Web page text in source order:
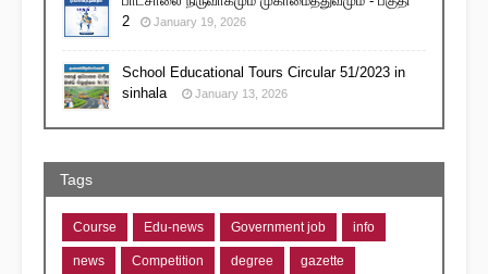
2
January 19, 2026
School Educational Tours Circular 51/2023 in
sinhala
January 13, 2026
Tags
Course Edu-news Government job info
news Competition degree gazette